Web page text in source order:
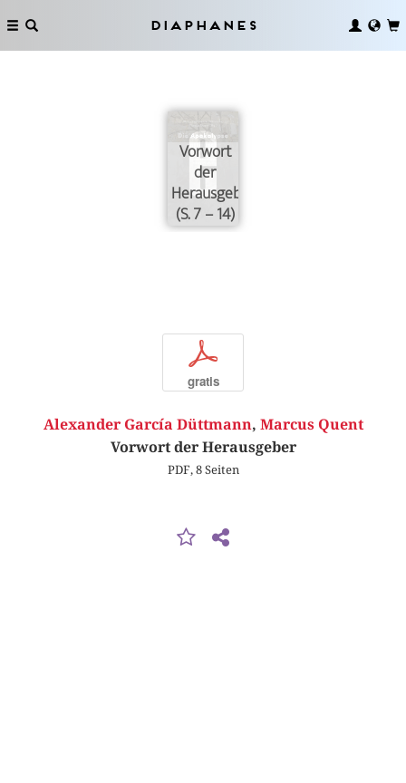
Diaphanes
Vorwort
der
Herausgeber
(S. 7 – 14)
p
gratis
Alexander García Düttmann, Marcus Quent
Vorwort der Herausgeber
PDF, 8 Seiten